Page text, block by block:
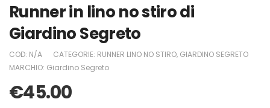
Runner in lino no stiro di
Giardino Segreto
COD: N/A CATEGORIE: RUNNER LINO NO STIRO, GIARDINO SEGRETO
MARCHIO: Giardino Segreto
€45.00